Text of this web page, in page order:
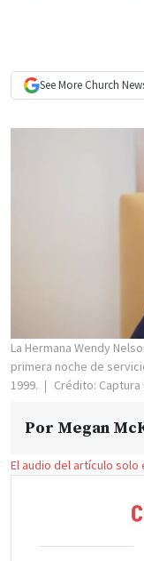
See More Church
La Hermana Wendy
primera noche de
1999.
Crédito:
Por Megan
El audio del artículo